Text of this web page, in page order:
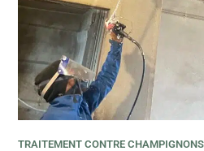
TRAITEMENT CONTRE